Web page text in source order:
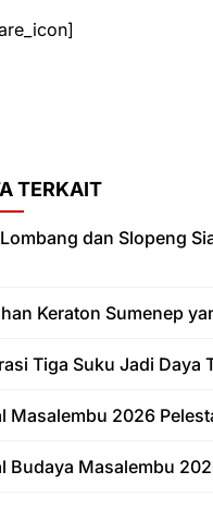
TERKAIT
dan Slopeng
Keraton Sumenep
Tiga Suku Jadi Daya
Masalembu 2026
Budaya Masalembu